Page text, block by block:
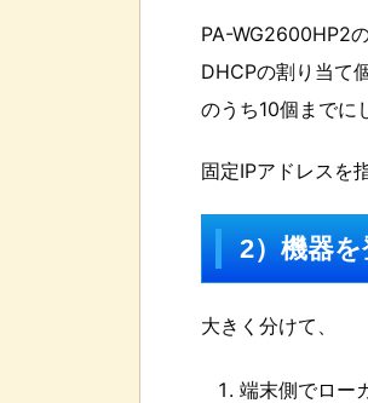
PA-WG2600HP2の
DHCPの割り当て
のうち10個までに
固定IPアドレスを
2）機器
大きく分けて、
端末側でロー